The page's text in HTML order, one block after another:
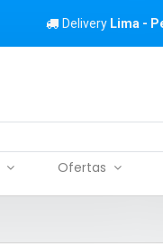
Delivery Lima -
Ofertas